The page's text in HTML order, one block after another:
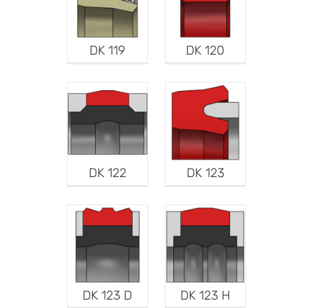
DK 119 DK 120
DK 122 DK 123
DK 123 D DK 123 H